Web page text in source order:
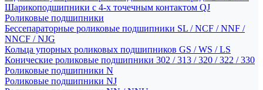
Шарикоподшипники с 4-х точечным контактом QJ
Роликовые подшипники
Бессепараторные роликовые подшипники SL / NCF / NNF /
NNCF / NJG
Кольца упорных роликовых подшипников GS / WS / LS
Конические роликовые подшипники 302 / 313 / 320 / 322 / 330
Роликовые подшипники N
Роликовые подшипники NJ